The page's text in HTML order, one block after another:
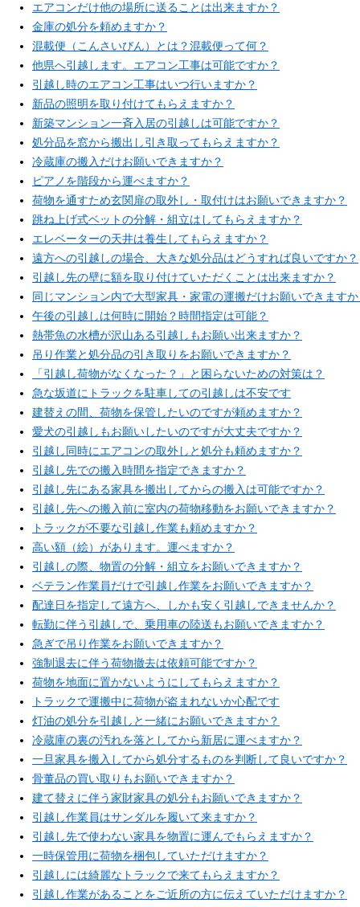
エアコンだけ他の場所に送ることは出来ますか？
金庫の処分を頼めますか？
混載便（こんさいびん）とは？混載便って何？
他県へ引越します。エアコン工事は可能ですか？
引越し時のエアコン工事はいつ行いますか？
新品の照明を取り付けてもらえますか？
新築マンション一斉入居の引越しは可能ですか？
処分品を窓から搬出し引き取ってもらえますか？
冷蔵庫の搬入だけお願いできますか？
ピアノを階段から運べますか？
荷物を通すため玄関扉の取外し・取付けはお願いできますか？
跳ね上げ式ベットの分解・組立はしてもらえますか？
エレベーターの天井は養生してもらえますか？
遠方への引越しの場合、大きな処分品はどうすれば良いですか？
引越し先の壁に額を取り付けていただくことは出来ますか？
同じマンション内で大型家具・家電の運搬だけお願いできます
午後の引越しは何時に開始？時間指定は可能？
熱帯魚の水槽が沢山ある引越しもお願い出来ますか？
吊り作業と処分品の引き取りをお願いできますか？
「引越し荷物がなくなった？」と困らないための対策は？
急な坂道にトラックを駐車しての引越しは不安です
建替えの間、荷物を保管したいのですが頼めますか？
愛犬の引越しもお願いしたいのですが大丈夫ですか？
引越し同時にエアコンの取外しと処分も頼めますか？
引越し先での搬入時間を指定できますか？
引越し先にある家具を搬出してからの搬入は可能ですか？
引越し先への搬入前に室内の荷物移動をお願いできますか？
トラックが不要な引越し作業も頼めますか？
高い額（絵）があります。運べますか？
引越しの際、物置の分解・組立をお願いできますか？
ベテラン作業員だけで引越し作業をお願いできますか？
配達日を指定して遠方へ、しかも安く引越しできませんか？
転勤に伴う引越しで、乗用車の陸送もお願いできますか？
急ぎで吊り作業をお願いできますか？
強制退去に伴う荷物撤去は依頼可能ですか？
荷物を地面に置かないようにしてもらえますか？
トラックで運搬中に荷物が盗まれないか心配です
灯油の処分を引越しと一緒にお願いできますか？
冷蔵庫の裏の汚れを落としてから新居に運べますか？
一旦家具を搬入してから処分するものを判断して良いですか？
骨董品の買い取りもお願いできますか？
建て替えに伴う家財家具の処分もお願いできますか？
引越し作業員はサンダルを履いて来ますか？
引越し先で使わない家具を物置に運んでもらえますか？
一時保管用に荷物を梱包していただけますか？
引越しには綺麗なトラックで来てもらえますか？
引越し作業があることをご近所の方に伝えていただけますか？